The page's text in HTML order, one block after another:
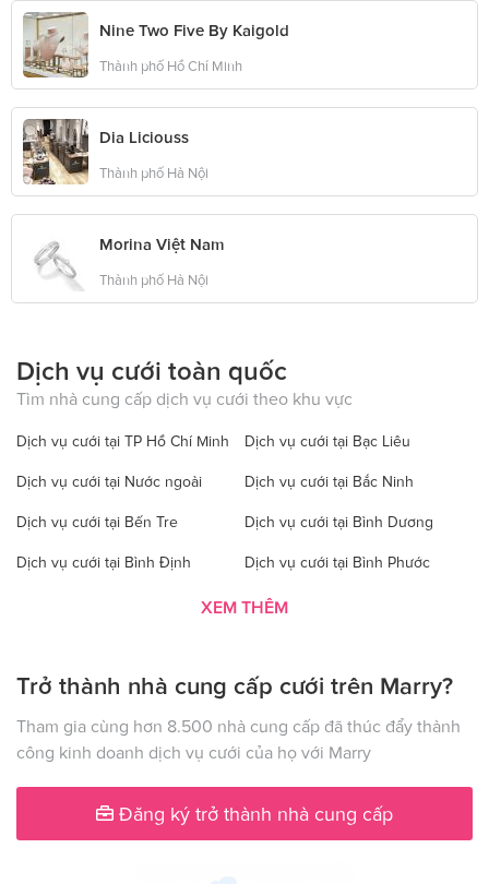
Nine Two Five By Kaigold
Thành phố Hồ Chí Minh
Dia Liciouss
Thành phố Hà Nội
Morina Việt Nam
Thành phố Hà Nội
Dịch vụ cưới toàn quốc
Tìm nhà cung cấp dịch vụ cưới theo khu vực
Dịch vụ cưới tại TP Hồ Chí Minh Dịch vụ cưới tại Bạc Liêu
Dịch vụ cưới tại Nước ngoài Dịch vụ cưới tại Bắc Ninh
Dịch vụ cưới tại Bến Tre Dịch vụ cưới tại Bình Dương
Dịch vụ cưới tại Bình Định Dịch vụ cưới tại Bình Phước
Dịch vụ cưới tại Bình Thuận Dịch vụ cưới tại Cà Mau
Dịch vụ cưới tại Hà Nội Dịch vụ cưới tại Đăk Nông
Dịch vụ cưới tại Điện Biên Dịch vụ cưới tại Đồng Nai
Dịch vụ cưới tại Đồng Tháp Dịch vụ cưới tại Gia Lai
Dịch vụ cưới tại Hà Giang Dịch vụ cưới tại Hà Nam
Dịch vụ cưới tại Hà Tây Dịch vụ cưới tại Hà Tĩnh
XEM THÊM
Trở thành nhà cung cấp cưới trên Marry?
Tham gia cùng hơn 8.500 nhà cung cấp đã thúc đẩy thành
công kinh doanh dịch vụ cưới của họ với Marry
Đăng ký trở thành nhà cung cấp